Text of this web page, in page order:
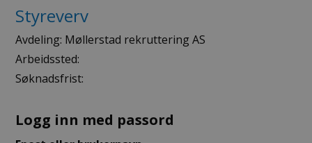
Styreverv
Avdeling: Møllerstad rekruttering AS
Arbeidssted:
Søknadsfrist:
Logg inn med passord